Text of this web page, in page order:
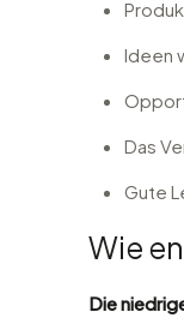
Ideen
Das
Gute
Wie
Die